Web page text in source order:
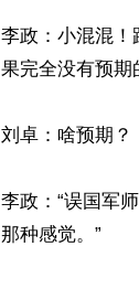
李政：小混混！
果完全没有预期
刘卓：啥预期？
李政：“误国军
那种感觉。”